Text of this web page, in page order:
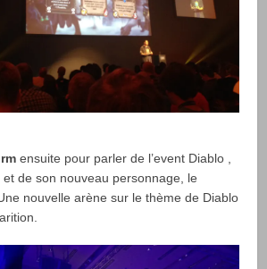
ensuite pour parler de l’event Diablo ,
et de son nouveau personnage, le
nouvelle arène sur le thème de Diablo